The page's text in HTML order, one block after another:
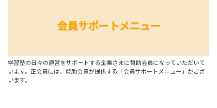
学習塾の日々の運営をサポートする企業さまに賛助会員になっていただいて
います。正会員には、賛助会員が提供する「会員サポートメニュー」がござ
います。